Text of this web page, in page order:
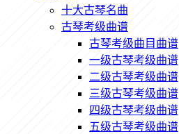
十大古琴名曲
古琴考级曲谱
古琴考级曲目曲谱
一级古琴考级曲谱
二级古琴考级曲谱
三级古琴考级曲谱
四级古琴考级曲谱
五级古琴考级曲谱